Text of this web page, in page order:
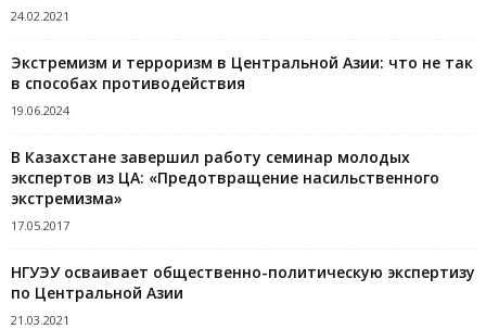
24.02.2021
Экстремизм и терроризм в Центральной Азии: что не так
в способах противодействия
19.06.2024
В Казахстане завершил работу семинар молодых
экспертов из ЦА: «Предотвращение насильственного
экстремизма»
17.05.2017
НГУЭУ осваивает общественно-политическую экспертизу
по Центральной Азии
21.03.2021